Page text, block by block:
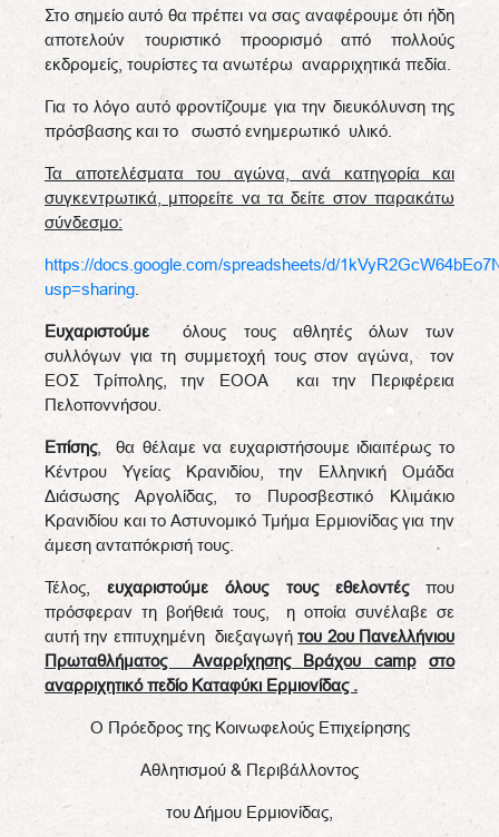
Στο σημείο αυτό θα πρέπει να σας αναφέρουμε ότι ήδη
αποτελούν τουριστικό προορισμό από πολλούς
εκδρομείς, τουρίστες τα ανωτέρω αναρριχητικά πεδία.
Για το λόγο αυτό φροντίζουμε για την διευκόλυνση της
πρόσβασης και το σωστό ενημερωτικό υλικό.
Τα αποτελέσματα του αγώνα, ανά κατηγορία και
συγκεντρωτικά, μπορείτε να τα δείτε στον παρακάτω
σύνδεσμο:
https://docs.google.com/spreadsheets/d/
usp=sharing
Ευχαριστούμε όλους τους αθλητές όλων των
συλλόγων για τη συμμετοχή τους στον αγώνα, τον
ΕΟΣ Τρίπολης, την ΕΟΟΑ και την Περιφέρεια
Πελοποννήσου.
Επίσης, θα θέλαμε να ευχαριστήσουμε ιδιαιτέρως το
Κέντρου Υγείας Κρανιδίου, την Ελληνική Ομάδα
Διάσωσης Αργολίδας, το Πυροσβεστικό Κλιμάκιο
Κρανιδίου και το Αστυνομικό Τμήμα Ερμιονίδας για την
άμεση ανταπόκρισή τους.
Τέλος,ευχαριστούμε όλους τους εθελοντέςπου
πρόσφεραν τη βοήθειά τους, η οποία συνέλαβε σε
αυτή την επιτυχημένη διεξαγωγήτου 2ου Πανελλήνιου
Πρωταθλήματος Αναρρίχησης Βράχουcamp
στο
αναρριχητικό πεδίο Καταφύκι Ερμιονίδας .
Ο Πρόεδρος της Κοινωφελούς Επιχείρησης
Αθλητισμού & Περιβάλλοντος
του Δήμου Ερμιονίδας,